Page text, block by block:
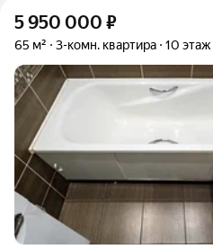
5 950 000 ₽
65 м² 3-комн. квартира 10 этаж